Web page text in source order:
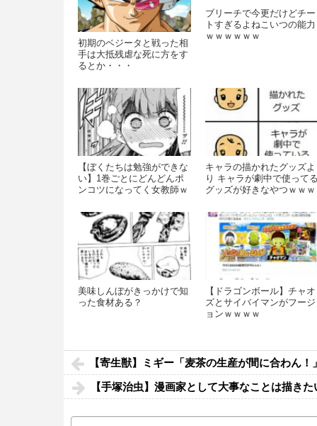
初期のベジータと戦った相
手は大抵残虐な死に方をす
るとか・・・
ブリーチで今更だけどチー
トすぎるよねこいつの能力
ｗｗｗｗｗｗ
【ぼくたちは勉強ができな
い】1巻ごとにどんどんポ
ンコツになってく女教師ｗ
キャラの描かれたグッズよ
り キャラが劇中で使って
グッズが好きなやつｗｗｗ
美味しんぼがきっかけで知
った食材ある？
【ドラゴンボール】チャオ
ズとサイバイマンがフージ
ョンｗｗｗｗ
【寄生獣】ミギー「麦茶の生産が間に合わん！
【手塚治虫】漫画家として大事なことは描き